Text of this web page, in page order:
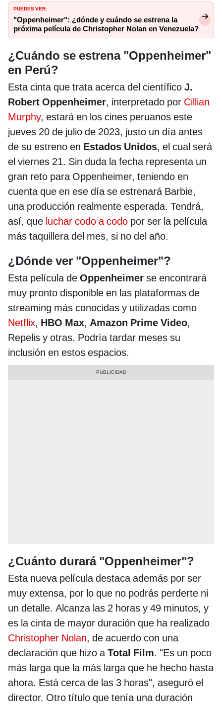
PUEDES VER:
"Oppenheimer": ¿dónde y cuándo se estrena la
próxima película de Christopher Nolan en Venezuela?
¿Cuándo se estrena "Oppenheimer"
en Perú?
Esta cinta que trata acerca del científico J.
Robert Oppenheimer, interpretado por Cillian
Murphy, estará en los cines peruanos este
jueves 20 de julio de 2023, justo un día antes
de su estreno en Estados Unidos, el cual será
el viernes 21. Sin duda la fecha representa un
gran reto para Oppenheimer, teniendo en
cuenta que en ese día se estrenará Barbie,
una producción realmente esperada. Tendrá,
así, que luchar codo a codo por ser la película
más taquillera del mes, si no del año.
¿Dónde ver "Oppenheimer"?
Esta película de Oppenheimer se encontrará
muy pronto disponible en las plataformas de
streaming más conocidas y utilizadas como
Netflix, HBO Max, Amazon Prime Video,
Repelis y otras. Podría tardar meses su
inclusión en estos espacios.
¿Cuánto durará "Oppenheimer"?
Esta nueva película destaca además por ser
muy extensa, por lo que no podrás perderte ni
un detalle. Alcanza las 2 horas y 49 minutos, y
es la cinta de mayor duración que ha realizado
Christopher Nolan, de acuerdo con una
declaración que hizo a Total Film. "Es un poco
más larga que la más larga que he hecho hasta
ahora. Está cerca de las 3 horas", aseguró el
director. Otro título que tenía una duración